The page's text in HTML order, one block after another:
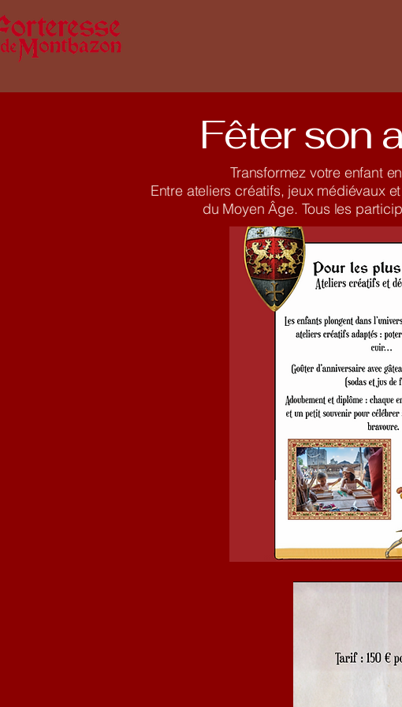
Fêter son
Transformez votre enfant
Entre ateliers créatifs, jeux médiévaux
du Moyen Âge. Tous les